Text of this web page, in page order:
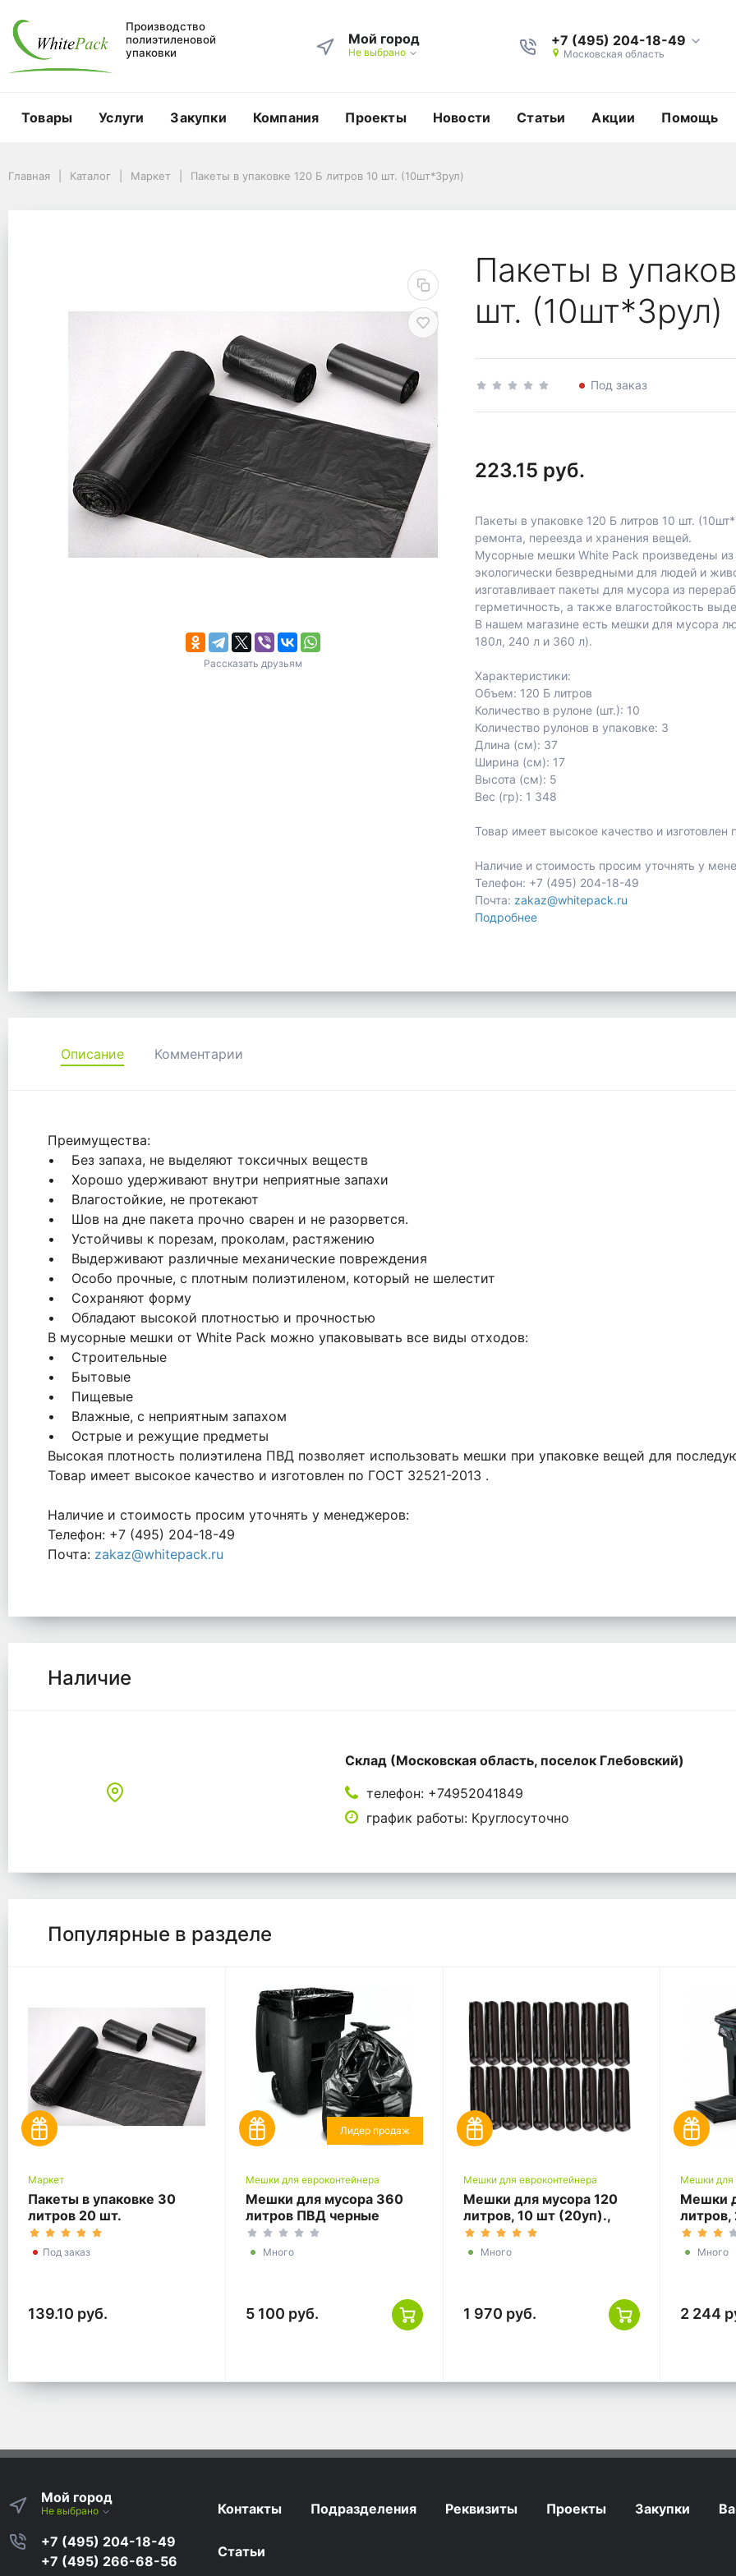
Производство
полиэтиленовой
упаковки
Мой город
Не выбрано
+7 (495) 204-18-49
Московская область
Товары Услуги Закупки Компания Проекты Новости Статьи Акции Помощь
Главная
Пакеты в упаковке 120 Б литров 10 шт. (10шт*3рул)
Главная Каталог Маркет Пакеты в упаковке 120 Б литров 10 шт. (10шт*3рул)
Рассказать друзьям
Пакеты в
шт. (10шт*3рул)
Под заказ
223.15 руб.
Пакеты в упаковке 120 Б литров 10 шт.
ремонта, переезда и хранения вещей.
Мусорные мешки White Pack произведены
экологически безвредными для людей и
изготавливает пакеты для мусора из
герметичность, а также влагостойкость
В нашем магазине есть мешки для мусора
180л, 240 л и 360 л).
Характеристики:
Объем: 120 Б литров
Количество в рулоне (шт.): 10
Количество рулонов в упаковке: 3
Длина (см): 37
Ширина (см): 17
Высота (см): 5
Вес (гр): 1 348
Товар имеет высокое качество и
Наличие и стоимость просим уточнять у
Телефон: +7 (495) 204-18-49
Почта: zakaz@whitepack.ru
Подробнее
Описание Комментарии
Преимущества:
• Без запаха, не выделяют токсичных веществ
• Хорошо удерживают внутри неприятные запахи
• Влагостойкие, не протекают
• Шов на дне пакета прочно сварен и не разорвется.
• Устойчивы к порезам, проколам, растяжению
• Выдерживают различные механические повреждения
• Особо прочные, с плотным полиэтиленом, который не шелестит
• Сохраняют форму
• Обладают высокой плотностью и прочностью
В мусорные мешки от White Pack можно упаковывать все виды отходов:
• Строительные
• Бытовые
• Пищевые
• Влажные, с неприятным запахом
• Острые и режущие предметы
Высокая плотность полиэтилена ПВД позволяет использовать мешки при упаковке вещей для
Товар имеет высокое качество и изготовлен по ГОСТ 32521-2013 .
Наличие и стоимость просим уточнять у менеджеров:
Телефон: +7 (495) 204-18-49
Почта: zakaz@whitepack.ru
Наличие
Склад (Московская область, поселок Глебовский)
телефон: +74952041849
график работы: Круглосуточно
Популярные в разделе
Маркет
Пакеты в упаковке 30
литров 20 шт.
(20шт*3рул)
Под заказ
139.10 руб.
Лидер продаж
Мешки для евроконтейнера
Мешки для мусора 360
литров ПВД черные
120*140, 200 шт. (50 шт *
4 уп,)
Много
5 100 руб.
Мешки для евроконтейнера
Мешки для мусора 120
литров, 10 шт (20уп).,
черные
Много
1 970 руб.
Мешки для
Мешки
литров,
черные
Много
2 244
Мой город
Не выбрано
+7 (495) 204-18-49
+7 (495) 266-68-56
Контакты Подразделения Реквизиты Проекты Закупки
Статьи